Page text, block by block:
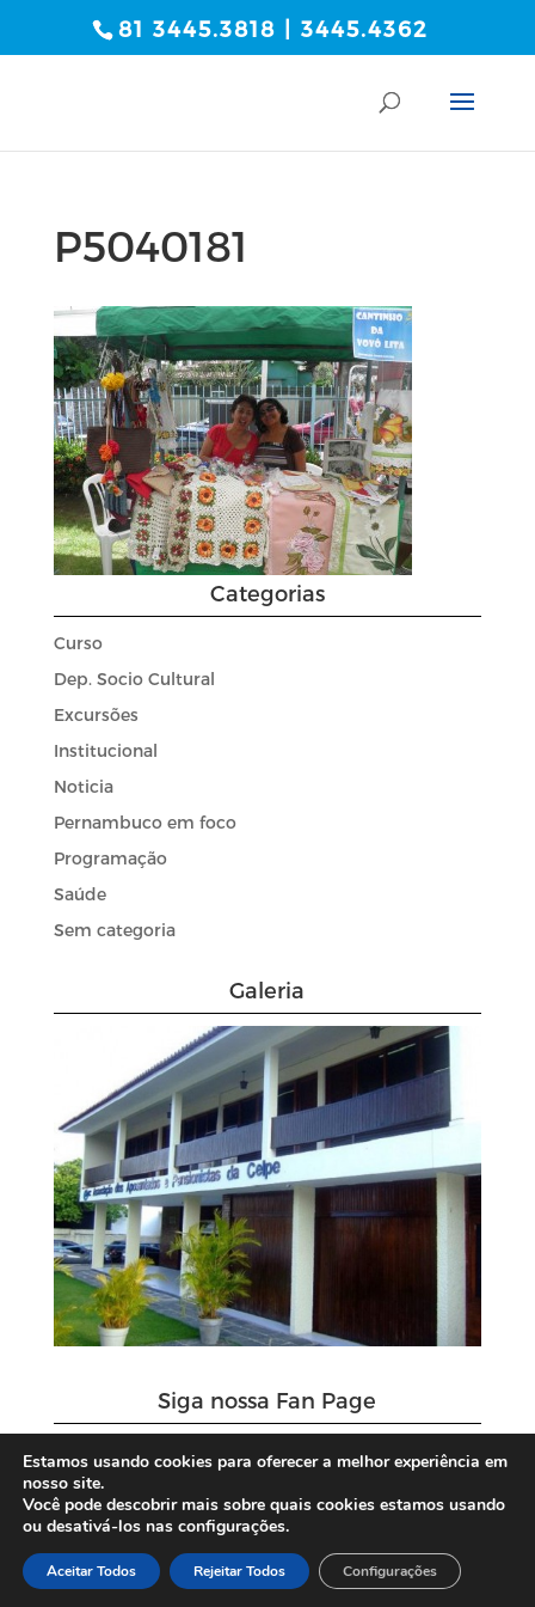
81 3445.3818 | 3445.4362
P5040181
Categorias
Curso
Dep. Socio Cultural
Excursões
Institucional
Noticia
Pernambuco em foco
Programação
Saúde
Sem categoria
Galeria
Siga nossa Fan Page
Estamos usando cookies para oferecer a melhor experiência em
nosso site.
Você pode descobrir mais sobre quais cookies estamos usando
ou desativá-los nas configurações.
Aceitar Todos Rejeitar Todos Configurações